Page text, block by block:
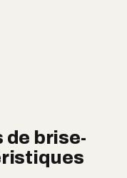
de brise-